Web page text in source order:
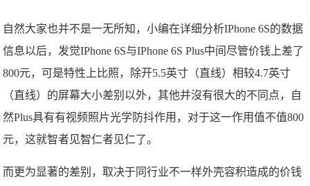
自然大家也并不是一无所知，小编在详细分析IPhone 6S的数据
信息以后，发觉IPhone 6S与IPhone 6S Plus中间尽管价钱上差了
800元，可是特性上比照，除开5.5英寸（直线）相较4.7英寸
（直线）的屏幕大小差别以外，其他并沒有很大的不同点，自
然Plus具有有视频照片光学防抖作用，对于这一作用值不值800
元，这就智者见智仁者见仁了。
而更为显著的差别，取决于同行业不一样外壳容积造成的价钱